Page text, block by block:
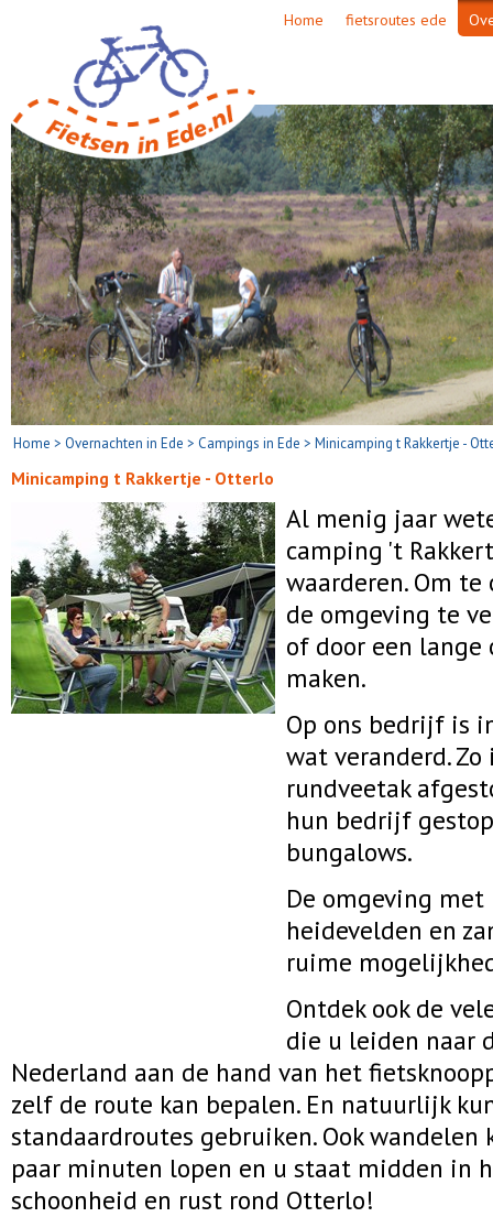
Home fietsroutes ede
Home > Overnachten in Ede > Campings in Ede > Minicamping t Rakkertje -
Minicamping t Rakkertje - Otterlo
Al menig jaar
camping 't
waarderen. Om te
de omgeving te
of door een
maken.
Op ons bedrijf is
wat veranderd. Zo
rundveetak
hun bedrijf
bungalows.
De omgeving
heidevelden en
ruime
Ontdek ook de
die u leiden naar
Nederland aan de hand van het
zelf de route kan bepalen. En natuurlijk
standaardroutes gebruiken. Ook
paar minuten lopen en u staat midden in
schoonheid en rust rond Otterlo!